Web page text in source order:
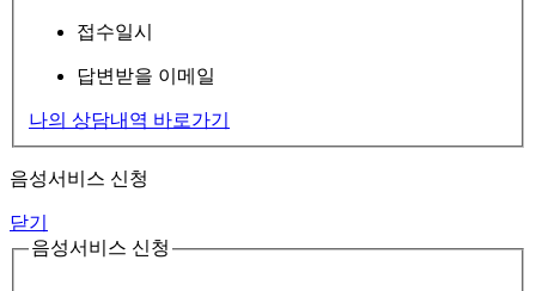
접수일시
답변받을 이메일
나의 상담내역 바로가기
음성서비스 신청
닫기
음성서비스 신청